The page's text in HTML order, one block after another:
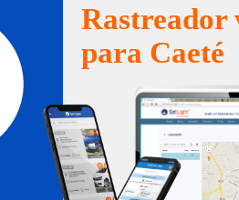
Rastreador
para Caeté